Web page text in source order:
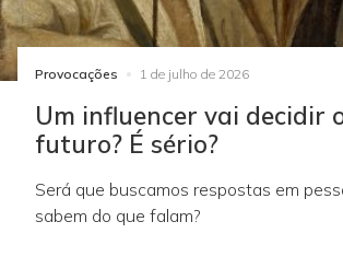
Provocações 1 de julho de 2026
Um influencer vai decidir
futuro? É sério?
Será que buscamos respostas em
sabem do que falam?